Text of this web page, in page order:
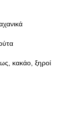
κακάο, ξηροί